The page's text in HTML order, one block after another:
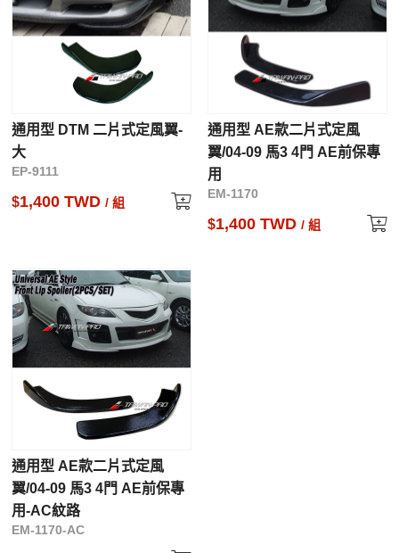
通用型 DTM 二片式定風翼-
大
EP-9111
$1,400 TWD/ 組
通用型 AE款二片式定風
翼/04-09 馬3 4門 AE前保專
用
EM-1170
$1,400 TWD/ 組
通用型 AE款二片式定風
翼/04-09 馬3 4門 AE前保專
用-AC紋路
EM-1170-AC